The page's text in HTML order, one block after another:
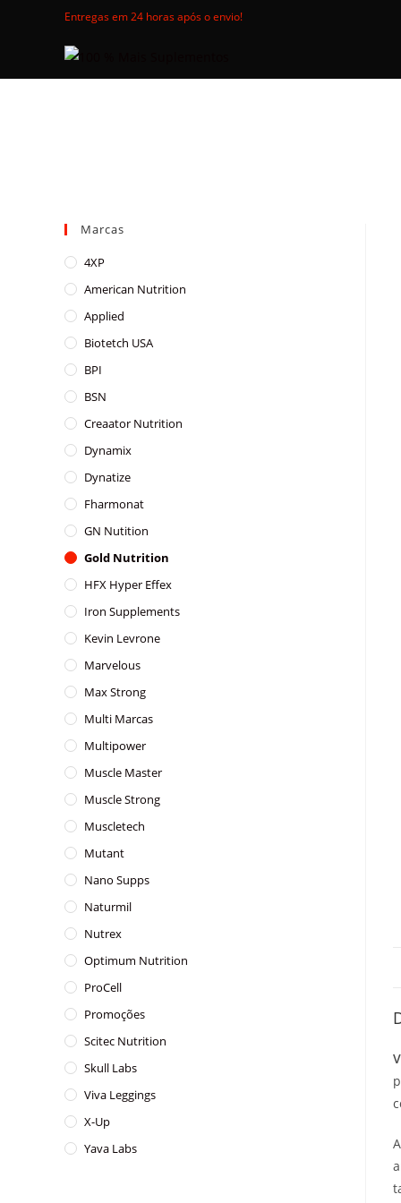
Entregas em 24 horas após o envio!
Marcas
4XP
American Nutrition
Applied
Biotetch USA
BPI
BSN
Creaator Nutrition
Dynamix
Dynatize
Fharmonat
GN Nutition
Gold Nutrition
HFX Hyper Effex
Iron Supplements
Kevin Levrone
Marvelous
Max Strong
Multi Marcas
Multipower
Muscle Master
Muscle Strong
Muscletech
Mutant
Nano Supps
Naturmil
Nutrex
Optimum Nutrition
ProCell
Promoções
Scitec Nutrition
Skull Labs
Viva Leggings
X-Up
Yava Labs